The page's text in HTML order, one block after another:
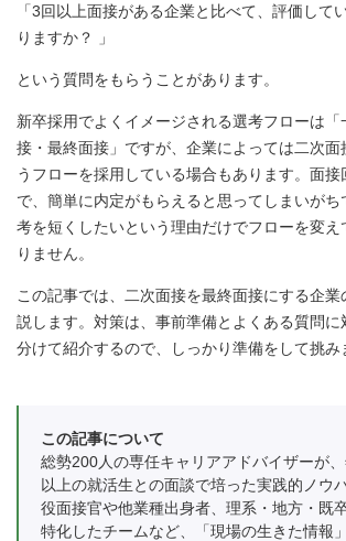
「3回以上面接がある企業と比べて、評価して
りますか？ 」
という質問をもらうことがあります。
新卒採用でよくイメージされる選考フローは
接・最終面接」ですが、企業によっては二次面
うフローを採用している場合もあります。面
で、簡単に内定がもらえると思ってしまいがち
考を短くしたいという理由だけでフローを変え
りません。
この記事では、二次面接を最終面接にする企
説します。対策は、事前準備とよくある質問に
分けて紹介するので、しっかり準備をして挑み
この記事について
総勢200人の専任キャリアアドバイザーが
以上の就活生との面談で培った実践的ノウ
役面接官や他業種出身者、理系・地方・既
特化したチームなど、「現場の生きた情報